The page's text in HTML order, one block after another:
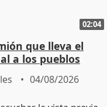
02:04
que lleva el
a los pueblos
04/08/2026